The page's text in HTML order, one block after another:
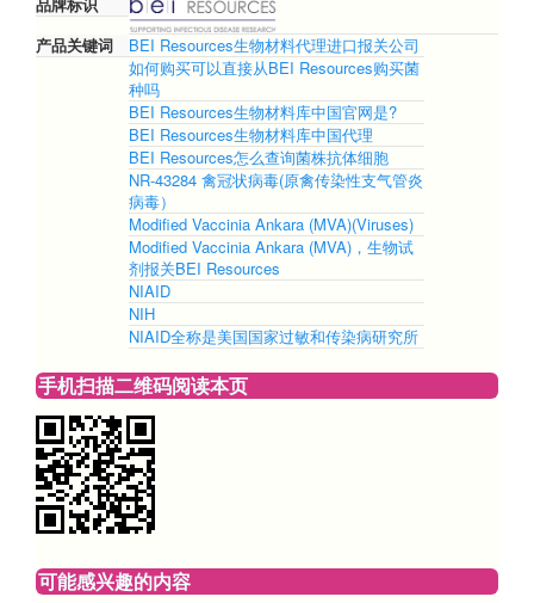
产品关键词
BEI Resources生物材料代理进口报关公司
如何购买可以直接从BEI Resources购买菌
种吗
BEI Resources生物材料库中国官网是?
BEI Resources生物材料库中国代理
BEI Resources怎么查询菌株抗体细胞
NR-43284 禽冠状病毒(原禽传染性支气管炎
病毒）
Modified Vaccinia Ankara (MVA)(Viruses)
Modified Vaccinia Ankara (MVA)，生物试
剂报关BEI Resources
NIAID
NIH
NIAID全称是美国国家过敏和传染病研究所
手机扫描二维码阅读本页
可能感兴趣的内容